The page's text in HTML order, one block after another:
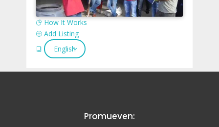
How It Works
Add Listing
English
Promueven: